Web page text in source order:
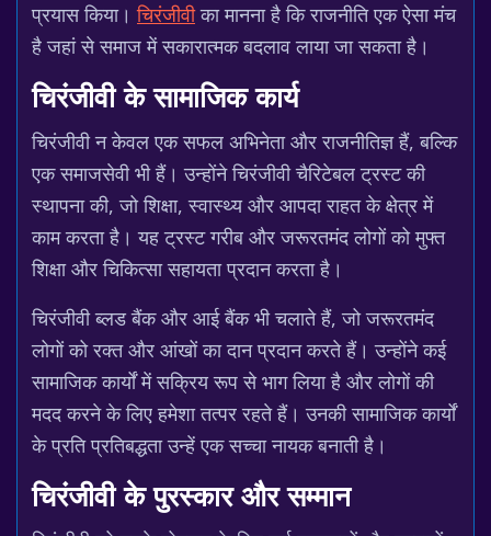
प्रयास किया।चिरंजीवीका मानना है कि राजनीति एक ऐसा मंच
है जहां से समाज में सकारात्मक बदलाव लाया जा सकता है।
चिरंजीवी के सामाजिक कार्य
चिरंजीवी न केवल एक सफल अभिनेता और राजनीतिज्ञ हैं, बल्कि
एक समाजसेवी भी हैं। उन्होंने चिरंजीवी चैरिटेबल ट्रस्ट की
स्थापना की, जो शिक्षा, स्वास्थ्य और आपदा राहत के क्षेत्र में
काम करता है। यह ट्रस्ट गरीब और जरूरतमंद लोगों को मुफ्त
शिक्षा और चिकित्सा सहायता प्रदान करता है।
चिरंजीवी ब्लड बैंक और आई बैंक भी चलाते हैं, जो जरूरतमंद
लोगों को रक्त और आंखों का दान प्रदान करते हैं। उन्होंने कई
सामाजिक कार्यों में सक्रिय रूप से भाग लिया है और लोगों की
मदद करने के लिए हमेशा तत्पर रहते हैं। उनकी सामाजिक कार्यों
के प्रति प्रतिबद्धता उन्हें एक सच्चा नायक बनाती है।
चिरंजीवी के पुरस्कार और सम्मान